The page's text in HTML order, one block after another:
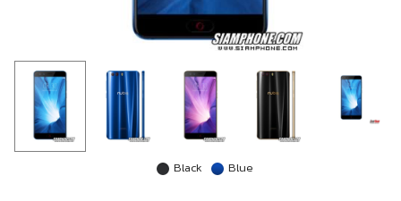
Black Blue